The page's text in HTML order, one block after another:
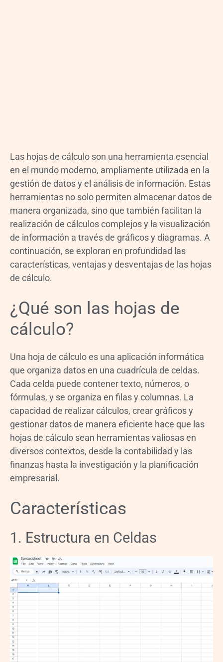
Las hojas de cálculo son una herramienta esencial
en el mundo moderno, ampliamente utilizada en la
gestión de datos y el análisis de información. Estas
herramientas no solo permiten almacenar datos de
manera organizada, sino que también facilitan la
realización de cálculos complejos y la visualización
de información a través de gráficos y diagramas. A
continuación, se exploran en profundidad las
características, ventajas y desventajas de las hojas
de cálculo.
¿Qué son las hojas de
cálculo?
Una hoja de cálculo es una aplicación informática
que organiza datos en una cuadrícula de celdas.
Cada celda puede contener texto, números, o
fórmulas, y se organiza en filas y columnas. La
capacidad de realizar cálculos, crear gráficos y
gestionar datos de manera eficiente hace que las
hojas de cálculo sean herramientas valiosas en
diversos contextos, desde la contabilidad y las
finanzas hasta la investigación y la planificación
empresarial.
Características
1. Estructura en Celdas